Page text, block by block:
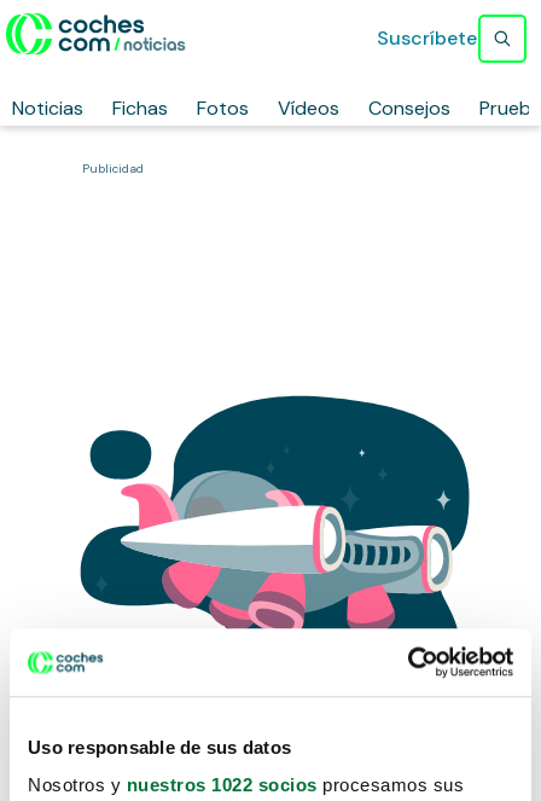
Uso responsable de sus datos
Nosotros y nuestros 1022 socios procesamos sus
Noticias Fichas Fotos Vídeos Consejos
Suscríbete
Publicidad